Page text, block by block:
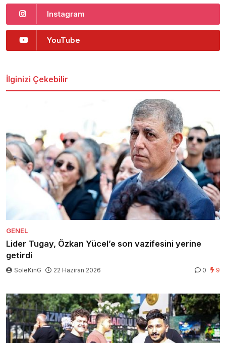
Instagram
YouTube
İlginizi Çekebilir
GENEL
Lider Tugay, Özkan Yücel’e son vazifesini yerine
getirdi
SoleKinG 22 Haziran 2026 0 9